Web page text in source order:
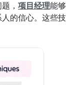
， 项目经理能够
的信心。这些技